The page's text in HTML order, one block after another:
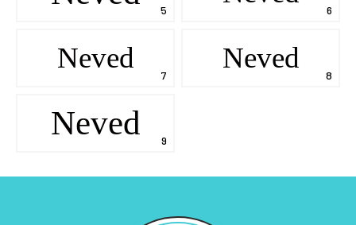
Neved
Neved
Neved